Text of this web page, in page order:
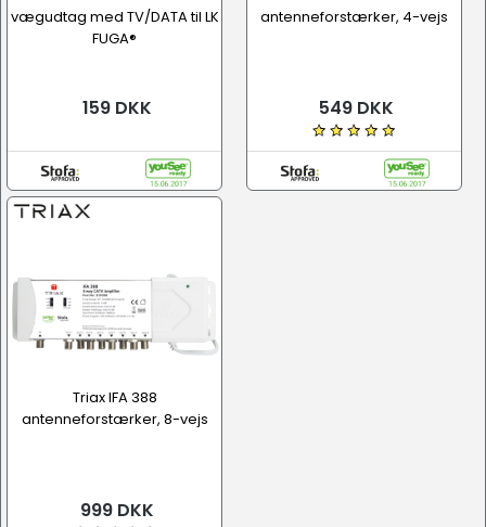
vægudtag med TV/DATA til LK
FUGA®
159 DKK
antenneforstærker, 4-vejs
549 DKK
Triax IFA 388
antenneforstærker, 8-vejs
999 DKK